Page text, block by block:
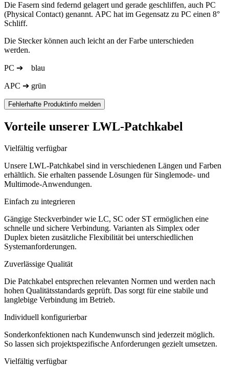
Die Fasern sind federnd gelagert und gerade geschliffen, auch PC
(Physical Contact) genannt. APC hat im Gegensatz zu PC einen 8°
Schliff.
Die Stecker können auch leicht an der Farbe unterschieden
werden.
PC ➔ blau
APC ➔ grün
Fehlerhafte Produktinfo melden
Vorteile unserer LWL-Patchkabel
Vielfältig verfügbar
Unsere LWL-Patchkabel sind in verschiedenen Längen und Farben
erhältlich. Sie erhalten passende Lösungen für Singlemode- und
Multimode-Anwendungen.
Einfach zu integrieren
Gängige Steckverbinder wie LC, SC oder ST ermöglichen eine
schnelle und sichere Verbindung. Varianten als Simplex oder
Duplex bieten zusätzliche Flexibilität bei unterschiedlichen
Systemanforderungen.
Zuverlässige Qualität
Die Patchkabel entsprechen relevanten Normen und werden nach
hohen Qualitätsstandards geprüft. Das sorgt für eine stabile und
langlebige Verbindung im Betrieb.
Individuell konfigurierbar
Sonderkonfektionen nach Kundenwunsch sind jederzeit möglich.
So lassen sich projektspezifische Anforderungen gezielt umsetzen.
Vielfältig verfügbar